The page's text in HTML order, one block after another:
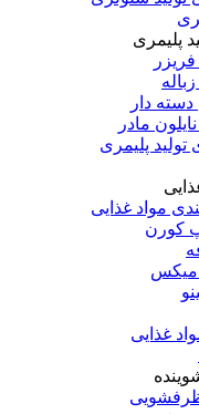
پلیمری
دسته دار
مادر
پلیمری
مواد غذایی
کورن
میکس
غذایی
ظرفشویی